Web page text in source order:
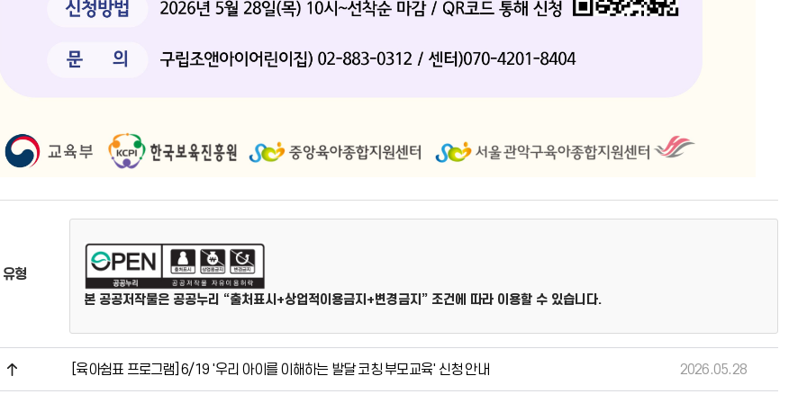
형
본 공공저작물은 공공누리 “출처표시+상업적이용금지+변경금지” 조건에 따라 이용할 수 있습니다.
[육아쉼표 프로그램] 6/19 '우리 아이를 이해하는 발달 코칭 부모교육' 신청 안내 2026.05.28